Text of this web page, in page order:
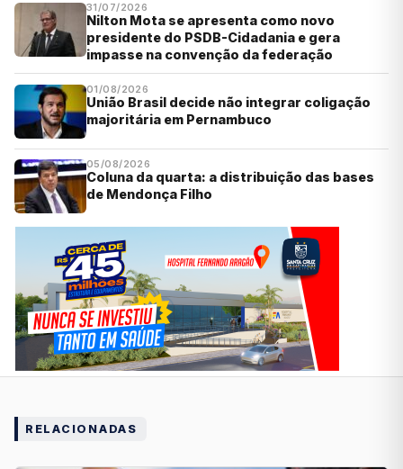
31/07/2026
Nilton Mota se apresenta como novo
presidente do PSDB-Cidadania e gera
impasse na convenção da federação
01/08/2026
União Brasil decide não integrar coligação
majoritária em Pernambuco
05/08/2026
Coluna da quarta: a distribuição das bases
de Mendonça Filho
RELACIONADAS